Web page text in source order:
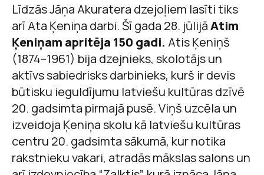
Līdzās Jāņa Akuratera dzejoļiem lasīti tiks
arī Ata Ķeniņa darbi. Šī gada 28. jūlijāAtim
Ķeniņam apritēja 150 gadi. Atis Ķeniņš
(1874–1961) bija dzejnieks, skolotājs un
aktīvs sabiedrisks darbinieks, kurš ir devis
būtisku ieguldījumu latviešu kultūras dzīvē
20. gadsimta pirmajā pusē. Viņš uzcēla un
izveidoja Ķeniņa skolu kā latviešu kultūras
centru 20. gadsimta sākumā, kur notika
rakstnieku vakari, atradās mākslas salons un